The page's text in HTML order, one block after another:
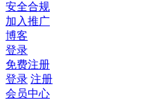
安全合规
加入推广
博客
登录
免费注册
登录 注册
会员中心